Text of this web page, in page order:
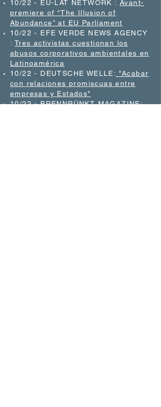
10/22 - EU-LAT NETWORK : Avant-
premiere of “The Illusion of
Abundance” at EU Parliament
10/22 - EFE VERDE NEWS AGENCY
: Tres activistas cuestionan los
abusos corporativos ambientales en
Latinoamérica
10/22 - DEUTSCHE WELLE: "Acabar
con relaciones promiscuas entre
empresas y Estados"
10/22 - BRENNPÜNKT MAGAZINE: